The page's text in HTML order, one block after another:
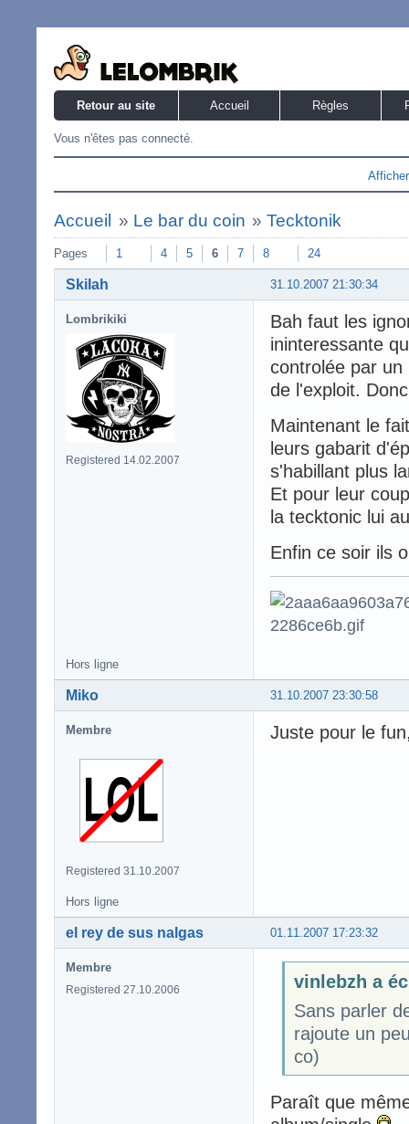
Retour au site Accueil Règles
Vous n'êtes pas connecté.
Accueil » Le bar du coin »Tecktonik
Pages 1 4 5 6 7 8 24
31.10.2007 21:30:34
Skilah
Lombrikiki
Registered 14.02.2007
Bah faut les
ininteressante
controlée par
de l'exploit.
Maintenant le
leurs gabarit
s'habillant plus
Et pour leur
la tecktonic lui
Enfin ce soir ils
Hors ligne
31.10.2007 23:30:58
Miko
Membre
Registered 31.10.2007
Juste pour le
Hors ligne
01.11.2007 17:23:32
el rey de sus nalgas
Membre
Registered 27.10.2006
vinlebzh a
Sans parler
rajoute un
co)
Paraît que